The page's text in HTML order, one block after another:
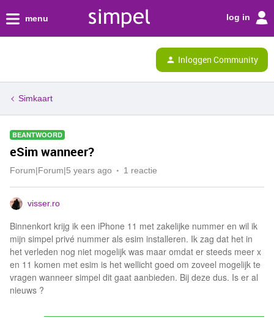
menu log in
Inloggen Community
Simkaart
BEANTWOORD
eSim wanneer?
Forum|Forum|5 years ago 1 reactie
visser.ro
Binnenkort krijg ik een iPhone 11 met zakelijke nummer en wil ik
mijn simpel privé nummer als esim installeren. Ik zag dat het in
het verleden nog niet mogelijk was maar omdat er steeds meer x
en 11 komen met esim is het wellicht goed om zoveel mogelijk te
vragen wanneer simpel dit gaat aanbieden. Bij deze dus. Is er al
nieuws ?